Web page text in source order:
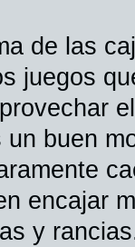
de las
juegos
buen
encajar
y